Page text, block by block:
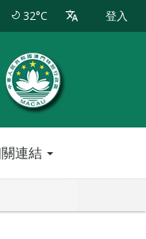
32°C 登入
連結